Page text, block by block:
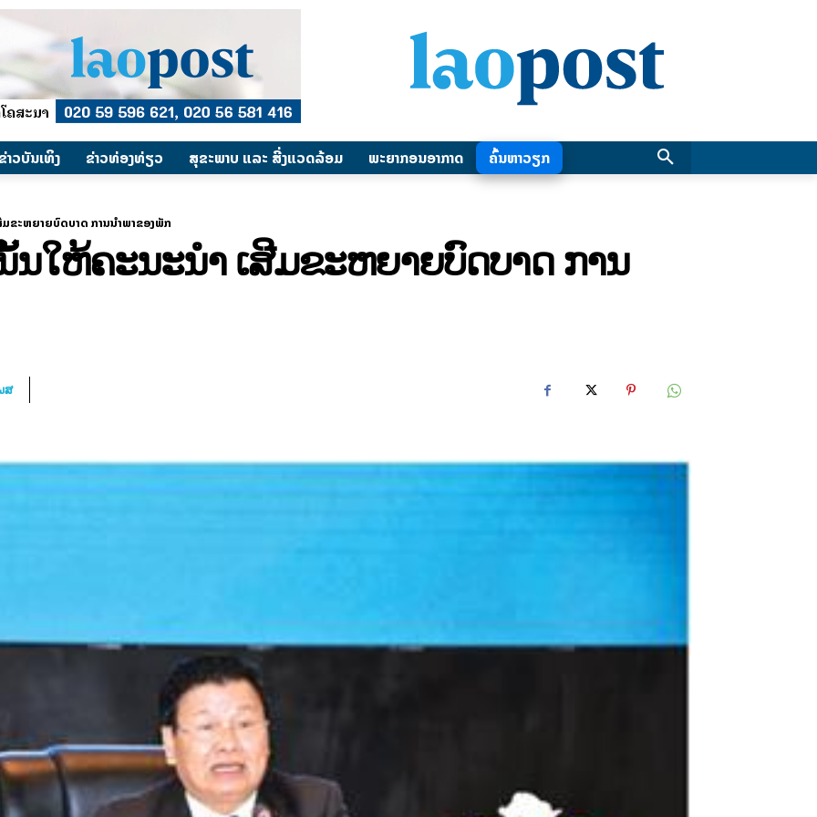
າວບັນເທິງ ​ຂ່າວທ່ອງທ່ຽວ ສຸຂະພາບ ແລະ ສີ່ງແວດລ້ອມ ພະຍາກອນອາກາດ ຄົ້ນຫາວຽກ
ຂະຫຍາຍບົດບາດ ການນຳພາຂອງພັກ
ນໃຫ້ຄະນະນໍາ ເສີມຂະຫຍາຍບົດບາດ ການ
ສ